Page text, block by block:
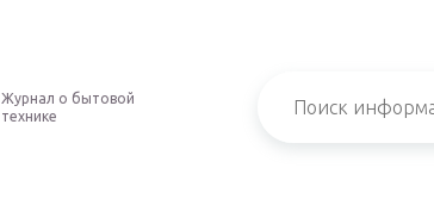
Журнал о бытовой
технике